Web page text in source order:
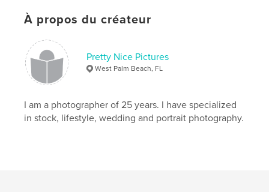
À propos du créateur
Pretty Nice Pictures
West Palm Beach, FL
I am a photographer of 25 years. I have specialized
in stock, lifestyle, wedding and portrait photography.